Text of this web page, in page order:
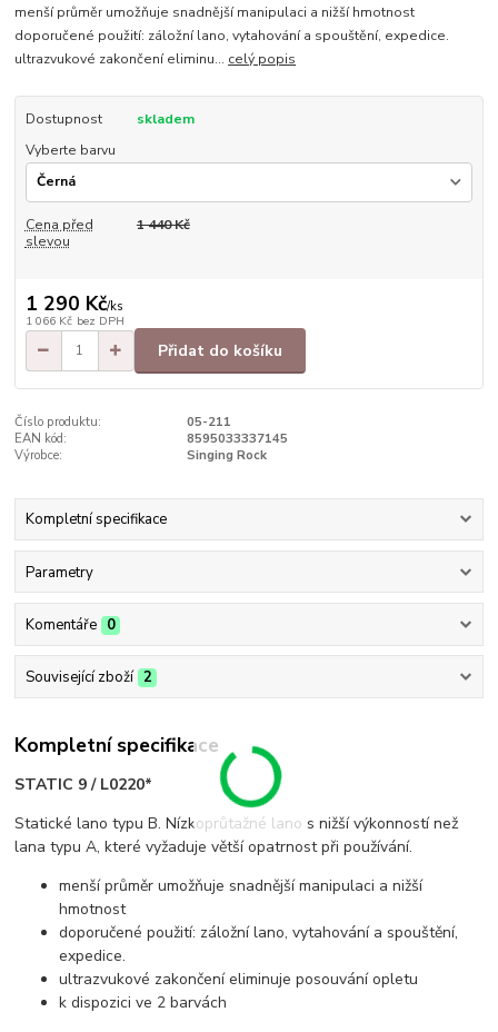
menší průměr umožňuje snadnější manipulaci a nižší hmotnost
doporučené použití: záložní lano, vytahování a spouštění, expedice.
ultrazvukové zakončení eliminu... celý popis
Dostupnost
skladem
Vyberte barvu
Cena před
slevou
1 440 Kč
1 290 Kč/ks
1 066 Kč bez DPH
Přidat do košíku
Číslo produktu:
05-211
EAN kód:
8595033337145
Výrobce:
Singing Rock
Kompletní specifikace
Parametry
Komentáře 0
Související zboží 2
Kompletní specifikace
STATIC 9 / L0220*
Statické lano typu B. Nízkoprůtažné lano s nižší výkonností než
lana typu A, které vyžaduje větší opatrnost při používání.
menší průměr umožňuje snadnější manipulaci a nižší
hmotnost
doporučené použití: záložní lano, vytahování a spouštění,
expedice.
ultrazvukové zakončení eliminuje posouvání opletu
k dispozici ve 2 barvách